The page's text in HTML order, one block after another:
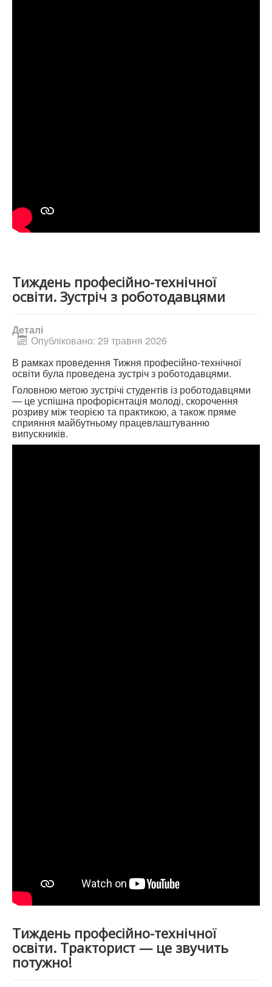
Тиждень професійно-технічної
освіти. Зустріч з роботодавцями
Деталі
Опубліковано: 29 травня 2026
В рамках проведення Тижня професійно-технічної
освіти була проведена зустріч з роботодавцями.
Головною метою зустрічі студентів із роботодавцями
— це успішна профорієнтація молоді, скорочення
розриву між теорією та практикою, а також пряме
сприяння майбутньому працевлаштуванню
випускників.
Тиждень професійно-технічної
освіти. Тракторист — це звучить
потужно!